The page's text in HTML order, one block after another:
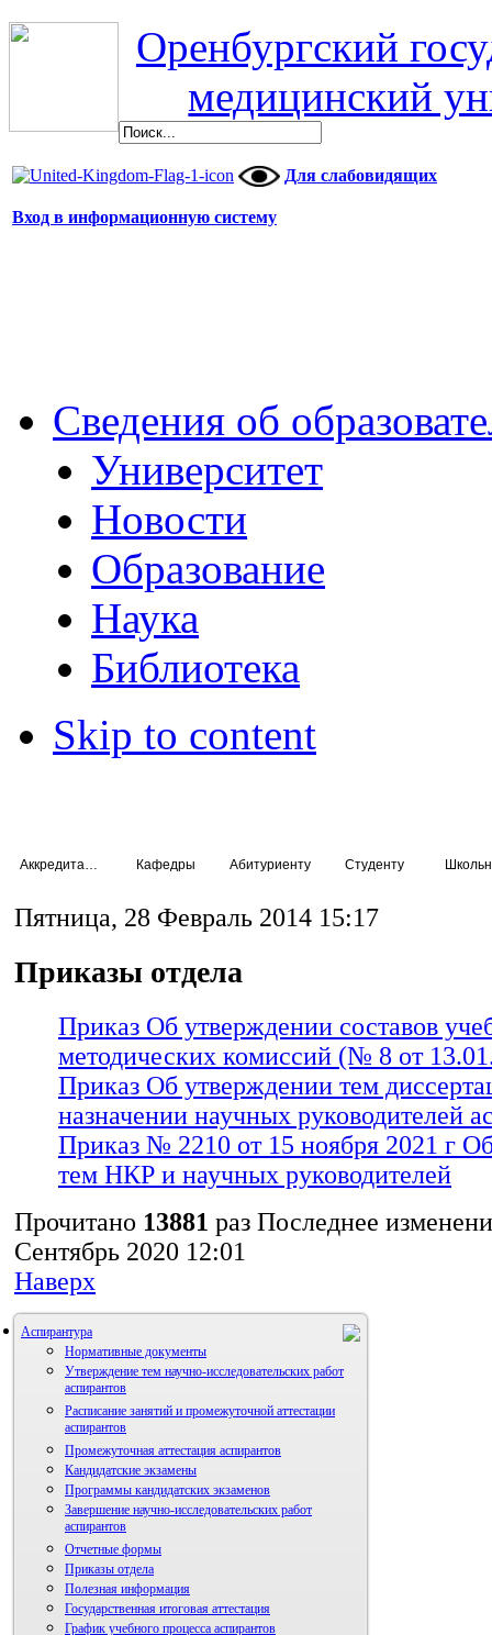
Оренбургский
медицинский
Для слабовидящих
Вход в информационную систему
Сведения об
Университет
Новости
Образование
Наука
Библиотека
Skip to content
Кафедры Абитуриенту Студенту
Пятница, 28 Февраль 2014 15:17
Приказы отдела
Приказ Об утверждении составов
методических комиссий (№ 8 от
Приказ Об утверждении тем
назначении научных руководителей
Приказ № 2210 от 15 ноября 2021 г
тем НКР и научных руководителей
Прочитано 13881 раз Последнее
Сентябрь 2020 12:01
Наверх
Аспирантура
Нормативные документы
Утверждение тем научно-исследовательских работ
аспирантов
Расписание занятий и промежуточной аттестации
аспирантов
Промежуточная аттестация аспирантов
Кандидатские экзамены
Программы кандидатских экзаменов
Завершение научно-исследовательских работ
аспирантов
Отчетные формы
Приказы отдела
Полезная информация
Государственная итоговая аттестация
График учебного процесса аспирантов